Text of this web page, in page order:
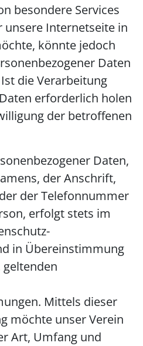
besondere Services
unsere Internetseite in
könnte jedoch
Daten
die Verarbeitung
erforderlich holen
der betroffenen
Daten,
der Anschrift,
der Telefonnummer
erfolgt stets im
in Übereinstimmung
geltenden
Mittels dieser
möchte unser Verein
Art, Umfang und